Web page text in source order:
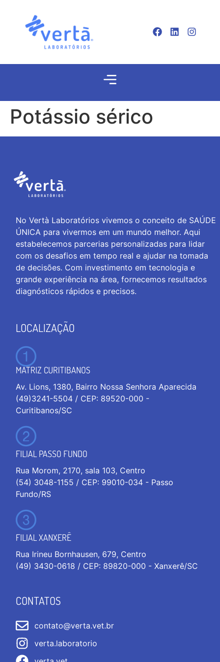
Potássio sérico
No Vertà Laboratórios vivemos o conceito de SAÚDE
ÚNICA para vivermos em um mundo melhor. Aqui
estabelecemos parcerias personalizadas para lidar
com os desafios em tempo real e ajudar na tomada
de decisões. Com investimento em tecnologia e
grande experiência na área, fornecemos resultados
diagnósticos rápidos e precisos.
LOCALIZAÇÃO
MATRIZ CURITIBANOS
Av. Lions, 1380, Bairro Nossa Senhora Aparecida
(49)3241-5504 / CEP: 89520-000 -
Curitibanos/SC
FILIAL PASSO FUNDO
Rua Morom, 2170, sala 103, Centro
(54) 3048-1155 / CEP: 99010-034 - Passo
Fundo/RS
FILIAL XANXERÊ
Rua Irineu Bornhausen, 679, Centro
(49) 3430-0618 / CEP: 89820-000 - Xanxerê/SC
CONTATOS
contato@verta.vet.br
verta.laboratorio